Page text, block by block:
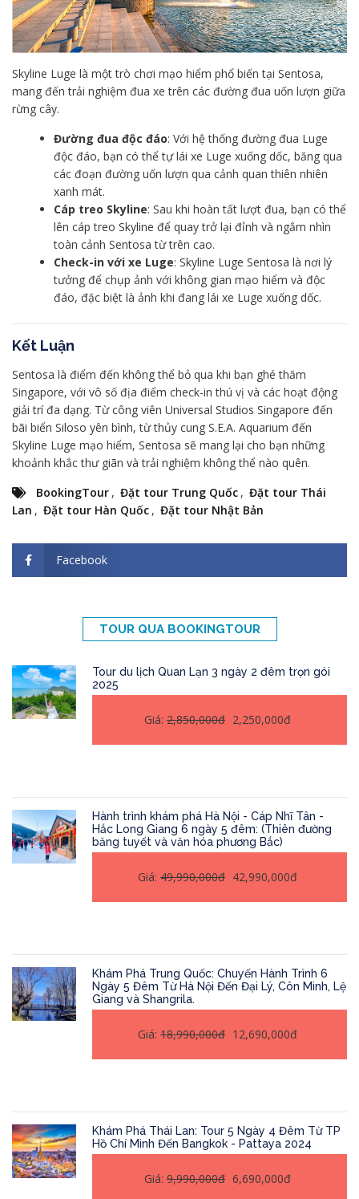
Skyline Luge là một trò chơi mạo hiểm phổ biến tại Sentosa,
mang đến trải nghiệm đua xe trên các đường đua uốn lượn giữa
rừng cây.
Đường đua độc đáo: Với hệ thống đường đua Luge
độc đáo, bạn có thể tự lái xe Luge xuống dốc, băng qua
các đoạn đường uốn lượn qua cảnh quan thiên nhiên
xanh mát.
Cáp treo Skyline: Sau khi hoàn tất lượt đua, bạn có thể
lên cáp treo Skyline để quay trở lại đỉnh và ngắm nhìn
toàn cảnh Sentosa từ trên cao.
Check-in với xe Luge: Skyline Luge Sentosa là nơi lý
tưởng để chụp ảnh với không gian mạo hiểm và độc
đáo, đặc biệt là ảnh khi đang lái xe Luge xuống dốc.
Kết Luận
Sentosa là điểm đến không thể bỏ qua khi bạn ghé thăm
Singapore, với vô số địa điểm check-in thú vị và các hoạt động
giải trí đa dạng. Từ công viên Universal Studios Singapore đến
bãi biển Siloso yên bình, từ thủy cung S.E.A. Aquarium đến
Skyline Luge mạo hiểm, Sentosa sẽ mang lại cho bạn những
khoảnh khắc thư giãn và trải nghiệm không thể nào quên.
BookingTour , Đặt tour Trung Quốc , Đặt tour Thái
Lan , Đặt tour Hàn Quốc , Đặt tour Nhật Bản
Facebook
TOUR QUA BOOKINGTOUR
Tour du lịch Quan Lạn 3 ngày 2 đêm trọn gói
2025
Giá: 2,850,000đ 2,250,000đ
Hành trình khám phá Hà Nội - Cáp Nhĩ Tân -
Hắc Long Giang 6 ngày 5 đêm: (Thiên đường
băng tuyết và văn hóa phương Bắc)
Giá: 49,990,000đ 42,990,000đ
Khám Phá Trung Quốc: Chuyến Hành Trình 6
Ngày 5 Đêm Từ Hà Nội Đến Đại Lý, Côn Minh, Lệ
Giang và Shangrila.
Giá: 18,990,000đ 12,690,000đ
Khám Phá Thái Lan: Tour 5 Ngày 4 Đêm Từ TP
Hồ Chí Minh Đến Bangkok - Pattaya 2024
Giá: 9,990,000đ 6,690,000đ